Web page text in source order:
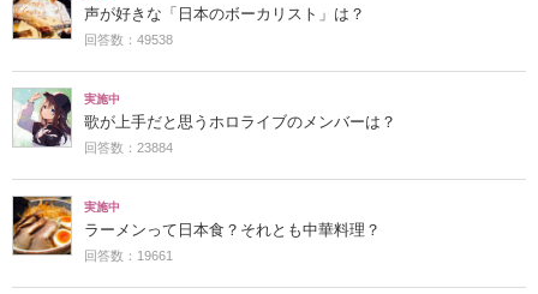
声が好きな「日本のボーカリスト」は？
回答数：49538
実施中
歌が上手だと思うホロライブのメンバーは？
回答数：23884
実施中
ラーメンって日本食？それとも中華料理？
回答数：19661